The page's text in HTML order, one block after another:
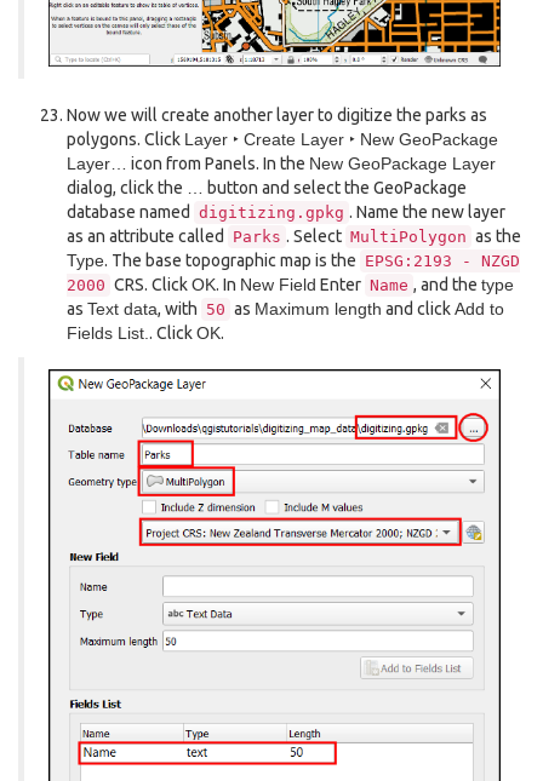
Now we will create another layer to digitize the parks as
polygons. Click Layer ‣ Create Layer ‣ New GeoPackage
Layer…
icon from Panels. In the New GeoPackage Layer
dialog, click the
button and select the GeoPackage
database named digitizing.gpkg . Name the new layer
as an attribute called
Parks . Select MultiPolygon as the
Type. The base topographic map is the EPSG:2193 -
NZGD
2000 CRS. ClickOK. In New Field Enter Name , and the type
as Text data, with 50 as Maximum length and clickAdd to
Fields List. . ClickOK.